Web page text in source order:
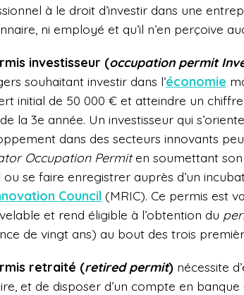
à le droit d’investir dans une
ni employé et qu’il n’en perçoive
investisseur (occupation permit
souhaitant investir dans l’économie
initial de 50 000 € et atteindre un chiffre
la 3e année. Un investisseur qui
dans des secteurs innovants
Occupation Permiten soumettant son
ou se faire enregistrer auprès d’un
Council (MRIC). Ce permis est
et rend éligible à l’obtention du
de vingt ans) au bout des trois
retraité (retired permit) nécessite
et de disposer d’un compte en